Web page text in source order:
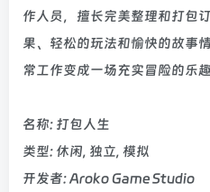
作人员，擅长完美整理和打包
果、轻松的玩法和愉快的故事
常工作变成一场充实冒险的乐趣
名称: 打包人生
类型: 休闲, 独立, 模拟
开发者: Aroko Game Studio